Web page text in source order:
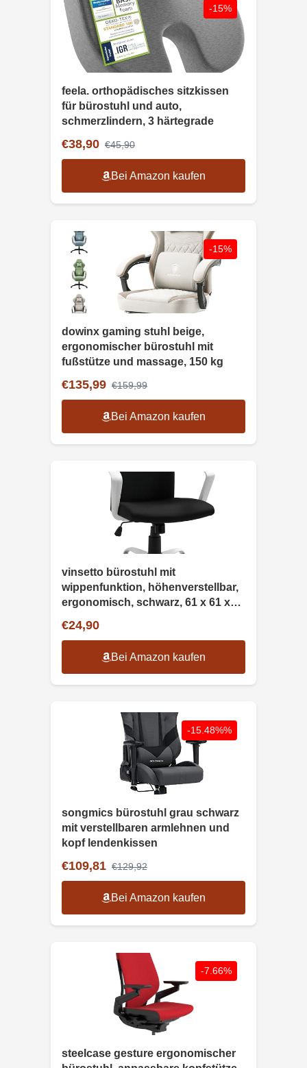
-15%
feela. orthopädisches sitzkissen
für bürostuhl und auto,
schmerzlindern, 3 härtegrade
€38,90 €45,90
Bei Amazon kaufen
-15%
dowinx gaming stuhl beige,
ergonomischer bürostuhl mit
fußstütze und massage, 150 kg
€135,99 €159,99
Bei Amazon kaufen
vinsetto bürostuhl mit
wippenfunktion, höhenverstellbar,
ergonomisch, schwarz, 61 x 61 x
€24,90
Bei Amazon kaufen
-15.48%%
songmics bürostuhl grau schwarz
mit verstellbaren armlehnen und
kopf lendenkissen
€109,81 €129,92
Bei Amazon kaufen
-7.66%
steelcase gesture ergonomischer